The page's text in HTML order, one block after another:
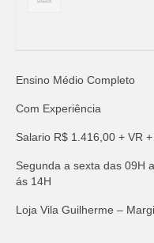
Ensino Médio Completo
Com Experiência
Salario R$ 1.416,00 + VR
Segunda a sexta das 09H
ás 14H
Loja Vila Guilherme –